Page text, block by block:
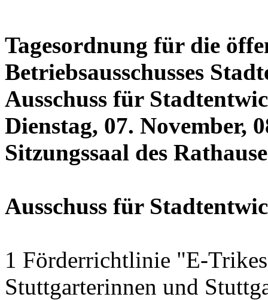
Tagesordnung für die
Betriebsausschusses
Ausschuss für
Dienstag, 07. November,
Sitzungssaal des
Ausschuss für
1 Förderrichtlinie "E-
Stuttgarterinnen und